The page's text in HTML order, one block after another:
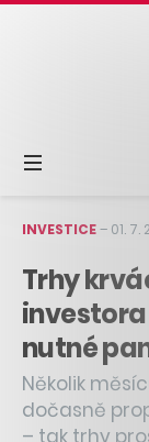
INVESTICE– 01. 7.
Trhy
nutné
Několik
dočasně
– tak trhy